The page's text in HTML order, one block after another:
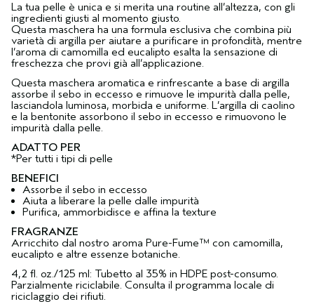
La tua pelle è unica e si merita una routine all’altezza, con gli
ingredienti giusti al momento giusto.
Questa maschera ha una formula esclusiva che combina più
varietà di argilla per aiutare a purificare in profondità, mentre
l’aroma di camomilla ed eucalipto esalta la sensazione di
freschezza che provi già all’applicazione.
Questa maschera aromatica e rinfrescante a base di argilla
assorbe il sebo in eccesso e rimuove le impurità dalla pelle,
lasciandola luminosa, morbida e uniforme. L’argilla di caolino
e la bentonite assorbono il sebo in eccesso e rimuovono le
impurità dalla pelle.
ADATTO PER
*Per tutti i tipi di pelle
BENEFICI
Assorbe il sebo in eccesso
Aiuta a liberare la pelle dalle impurità
Purifica, ammorbidisce e affina la texture
FRAGRANZE
Arricchito dal nostro aroma Pure-Fume™ con camomilla,
eucalipto e altre essenze botaniche.
4,2 fl. oz./125 ml: Tubetto al 35% in HDPE post-consumo.
Parzialmente riciclabile. Consulta il programma locale di
riciclaggio dei rifiuti.